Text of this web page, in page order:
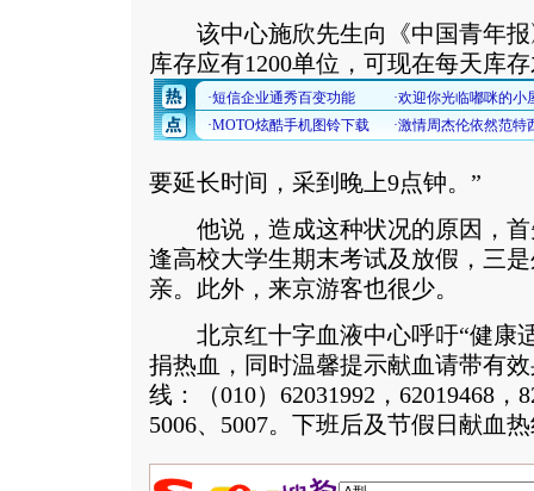
该中心施欣先生向《中国青年报
库存应有1200单位，可现在每天库
要延长时间，采到晚上9点钟。”
他说，造成这种状况的原因，首
逢高校大学生期末考试及放假，三
亲。此外，来京游客也很少。
北京红十字血液中心呼吁“健康
捐热血，同时温馨提示献血请带有
线：（010）62031992，62019468，
5006、5007。下班后及节假日献血